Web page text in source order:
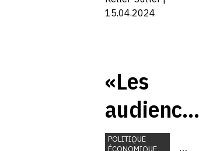
15.04.2024
«Les
audiences
du
POLITIQUE
ÉCONOMIQUE